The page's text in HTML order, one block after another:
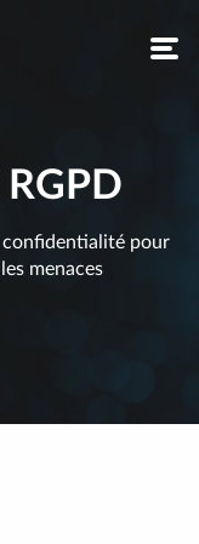
confidentialité pour
menaces